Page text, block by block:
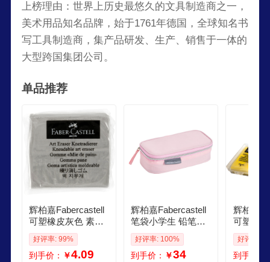
上榜理由：世界上历史最悠久的文具制造商之一，
美术用品知名品牌，始于1761年德国，全球知名书
写工具制造商，集产品研发、生产、销售于一体的
大型跨国集团公司。
单品推荐
辉柏嘉Fabercastell
可塑橡皮灰色 素描
绘画 美术专用 可塑
性软橡皮擦 学生文
具小学文具开学
好评率: 99%
到手价： ￥4.09
辉柏嘉Fabercastell
笔袋小学生 铅笔盒
多功能文具盒大容
量 笔袋初中生小学
生文具 笔袋高颜值
好评率: 100%
到手价： ￥34
辉柏嘉
可塑橡
美术专
橡皮擦
块装 颜
好评率:
到手价：